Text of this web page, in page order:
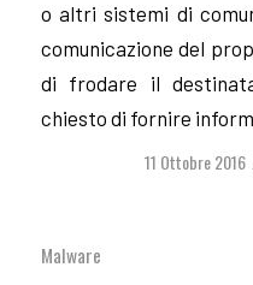
o altri sistemi di
comunicazione del
di frodare il
chiesto di fornire
11 Ottobre 2016
Malware